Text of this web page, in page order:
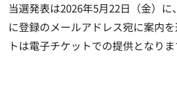
当選発表は2026年5月22日（金）
に登録のメールアドレス宛に案内
トは電子チケットでの提供となりま